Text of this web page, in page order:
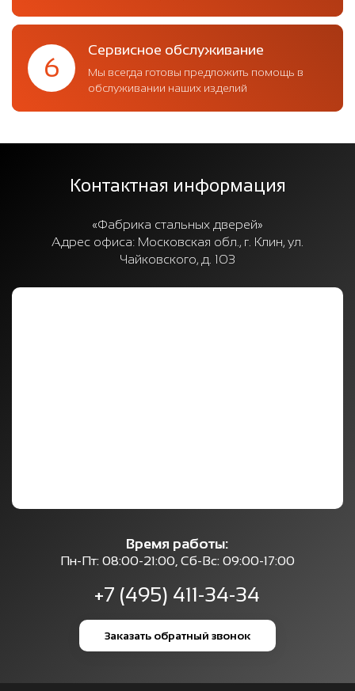
6
Сервисное обслуживание
Мы всегда готовы предложить помощь в
обслуживании наших изделий
Контактная информация
«Фабрика стальных дверей»
Адрес офиса: Московская обл., г. Клин, ул.
Чайковского, д. 103
Время работы:
Пн-Пт: 08:00-21:00, Сб-Вс: 09:00-17:00
+7 (495) 411-34-34
Заказать обратный звонок